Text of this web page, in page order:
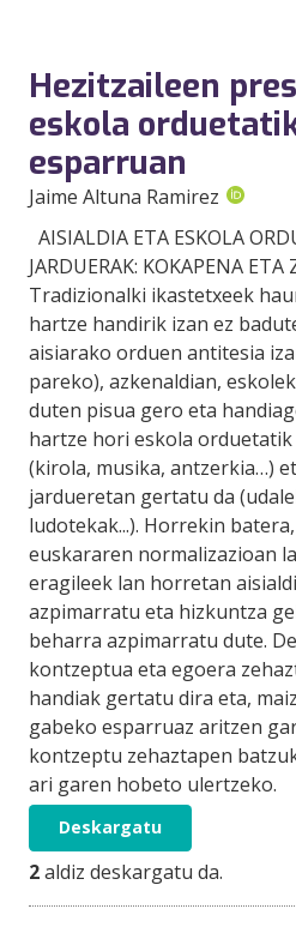
Hezitzaileen
eskola
esparruan
Jaime Altuna Ramirez
AISIALDIA ETA ESKOLA
JARDUERAK: KOKAPENA
Tradizionalki ikastetxeek
hartze handirik izan ez
aisiarako orduen antitesia
pareko), azkenaldian,
duten pisua gero eta
hartze hori eskola
(kirola, musika, antzerkia…)
jardueretan gertatu da
ludotekak...). Horrekin
euskararen normalizazioan
eragileek lan horretan
azpimarratu eta hizkuntza
beharra azpimarratu dute.
kontzeptua eta egoera
handiak gertatu dira eta,
gabeko esparruaz aritzen
kontzeptu zehaztapen
ari garen hobeto ulertzeko.
Deskargatu
2aldiz deskargatu da.